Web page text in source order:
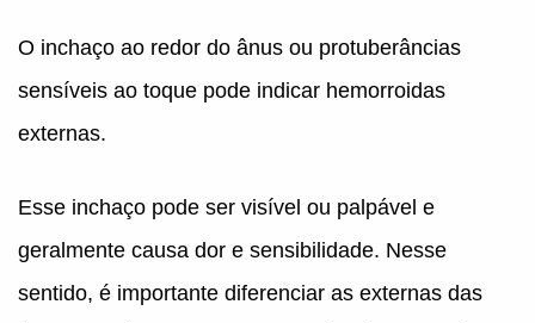
O inchaço ao redor do ânus ou protuberâncias
sensíveis ao toque pode indicar hemorroidas
externas.
Esse inchaço pode ser visível ou palpável e
geralmente causa dor e sensibilidade. Nesse
sentido, é importante diferenciar as externas das